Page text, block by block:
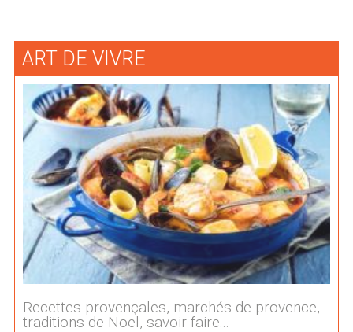
ART DE VIVRE
Recettes provençales, marchés de provence,
traditions de Noel, savoir-faire...